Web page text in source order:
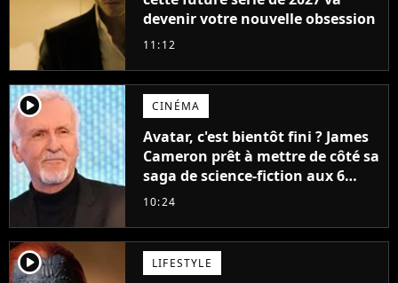
devenir votre nouvelle obsession
11:12
player2 CINÉMA
Avatar, c'est bientôt fini ? James
Cameron prêt à mettre de côté sa
saga de science-fiction aux 6
milliards de recettes
10:24
player2 LIFESTYLE